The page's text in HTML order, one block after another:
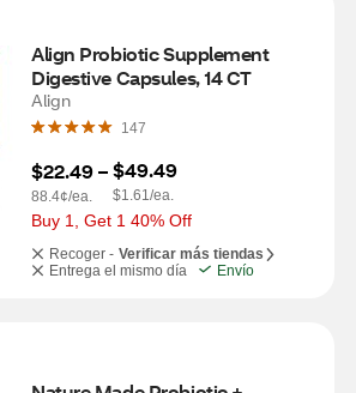
Align Probiotic Supplement
Digestive Capsules, 14 CT
Align
147
$22.49 –
88.4¢/ea.
$49.49
$1.61/ea.
Buy 1, Get 1 40% Off
Recoger - Verificar más tiendas
Entrega el mismo día
Envío